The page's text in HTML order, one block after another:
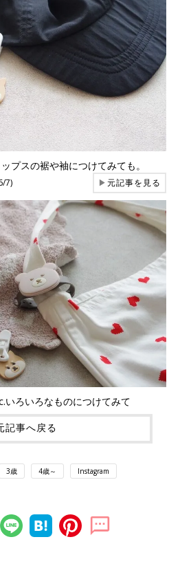
プスの裾や袖につけてみても。
7) ▶元記事を見る
ろいろなものにつけてみて
記事へ戻る
3歳 4歳～ Instagram